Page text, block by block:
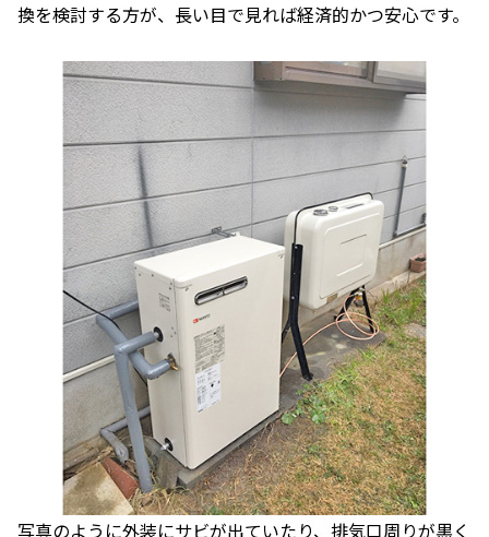
換を検討する方が、長い目で見れば経済的かつ安心です。
写真のように外装にサビが出ていたり、排気口周りが黒く